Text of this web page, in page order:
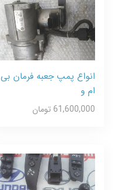
انواع پمپ جعبه فرمان بی
ام و
61,600,000 تومان